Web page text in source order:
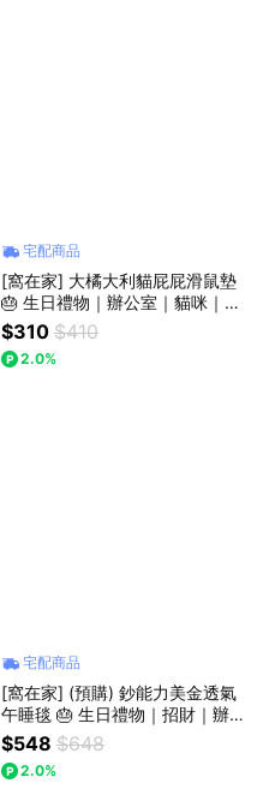
宅配商品
[窩在家] 大橘大利貓屁屁滑鼠墊
🎂 生日禮物｜辦公室｜貓咪｜實
用｜療癒｜同事｜上班族｜貓奴
｜獅子座｜七夕禮物｜父親節
$310 $410
2.0%
宅配商品
[窩在家] (預購) 鈔能力美金透氣
午睡毯 🎂 生日禮物｜招財｜辦
公室｜開運納福｜毯子｜實用｜
升遷升職｜喬遷｜開業開店｜同
事｜上班族｜獅子座｜七夕禮物
$548 $648
2.0%